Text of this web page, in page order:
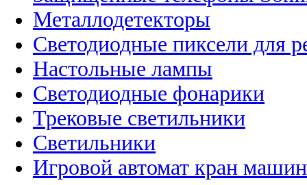
Металлодетекторы
Светодиодные пиксели для
Настольные лампы
Светодиодные фонарики
Трековые светильники
Светильники
Игровой автомат кран